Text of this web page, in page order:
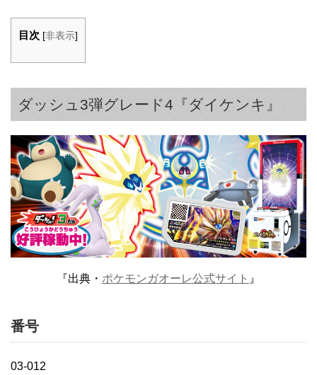
目次 [非表示]
ダッシュ3弾グレード4『ダイケンキ』
『出典・ ポケモンガオーレ公式サイト 』
番号
03-012